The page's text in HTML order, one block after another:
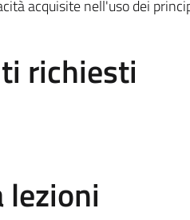
acquisite nell'uso dei
richiesti
lezioni